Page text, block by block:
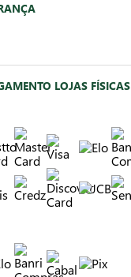
LOJAS FÍSICAS